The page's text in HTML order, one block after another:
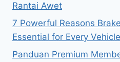
Rantai Awet
7 Powerful Reasons
Essential for Every Vehicle
Panduan Premium